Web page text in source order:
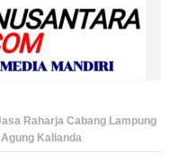
Raharja Cabang Lampung
Kalianda